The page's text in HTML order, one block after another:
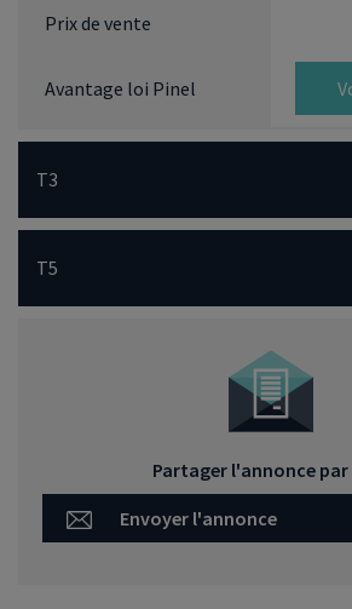
T3
T5
Partager l'annonce
Envoyer l'annonce